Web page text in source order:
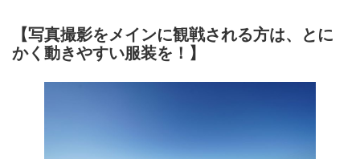
【写真撮影をメインに観戦される方は、とに
かく動きやすい服装を！】